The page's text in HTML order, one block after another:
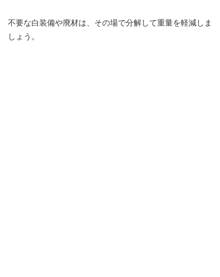
不要な白装備や廃材は、その場で分解して重量を軽減しま
しょう。